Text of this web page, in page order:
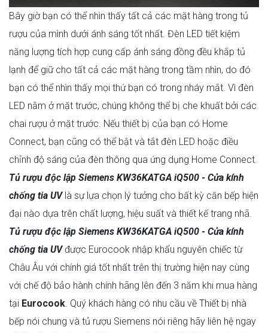
Bây giờ bạn có thể nhìn thấy tất cả các mặt hàng trong tủ
rượu của mình dưới ánh sáng tốt nhất. Đèn LED tiết kiệm
năng lượng tích hợp cung cấp ánh sáng đồng đều khắp tủ
lạnh để giữ cho tất cả các mặt hàng trong tầm nhìn, do đó
bạn có thể nhìn thấy mọi thứ bạn có trong nháy mắt. Vì đèn
LED nằm ở mặt trước, chúng không thể bị che khuất bởi các
chai rượu ở mặt trước. Nếu thiết bị của bạn có Home
Connect, bạn cũng có thể bật và tắt đèn LED hoặc điều
chỉnh độ sáng của đèn thông qua ứng dụng Home Connect.
Tủ rượu độc lập Siemens KW36KATGA iQ500 - Cửa kính
chống tia UVlà sự lựa chọn lý tưởng cho bất kỳ căn bếp hiện
đại nào dựa trên chất lượng, hiệu suất và thiết kế trang nhã.
Tủ rượu độc lập Siemens KW36KATGA iQ500 - Cửa kính
chống tia UVđược Eurocook nhập khẩu nguyên chiếc từ
Châu Âu với chính giá tốt nhất trên thị trường hiện nay cùng
với chế độ bảo hành chính hãng lên đến 3 năm khi mua hàng
tại Eurocook. Quý khách hàng có nhu cầu về Thiết bị nhà
bếp nói chung và tủ rượu Siemens nói riêng hãy liên hệ ngay